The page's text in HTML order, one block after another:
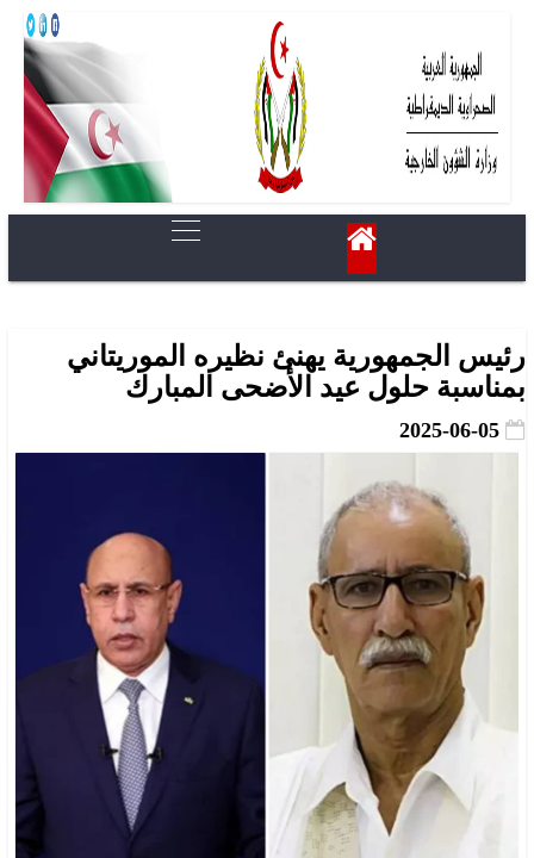
رئيس الجمهورية يهنئ نظيره الموريتاني
بمناسبة حلول عيد الأضحى المبارك
2025-06-05